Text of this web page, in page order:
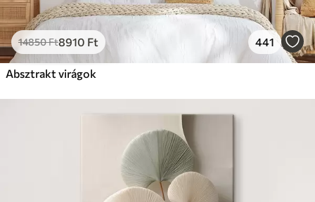
14850Ft8910 Ft 441
Absztrakt virágok